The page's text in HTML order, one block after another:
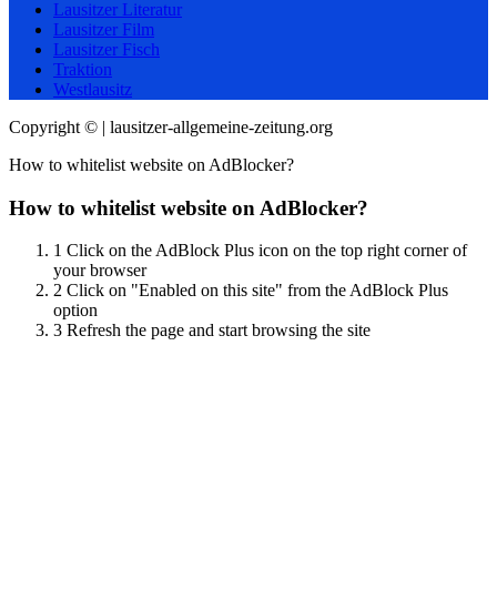
Lausitzer Literatur
Lausitzer Film
Lausitzer Fisch
Traktion
Westlausitz
Copyright © | lausitzer-allgemeine-zeitung.org
How to whitelist website on AdBlocker?
How to whitelist website on AdBlocker?
1 Click on the AdBlock Plus icon on the top right corner of
your browser
2 Click on "Enabled on this site" from the AdBlock Plus
option
3 Refresh the page and start browsing the site